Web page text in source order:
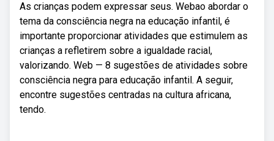
As crianças podem expressar seus. Webao abordar o
tema da consciência negra na educação infantil, é
importante proporcionar atividades que estimulem as
crianças a refletirem sobre a igualdade racial,
valorizando. Web — 8 sugestões de atividades sobre
consciência negra para educação infantil. A seguir,
encontre sugestões centradas na cultura africana,
tendo.